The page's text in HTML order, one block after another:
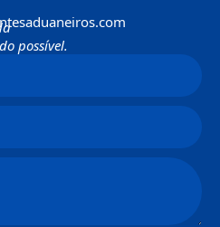
possível.